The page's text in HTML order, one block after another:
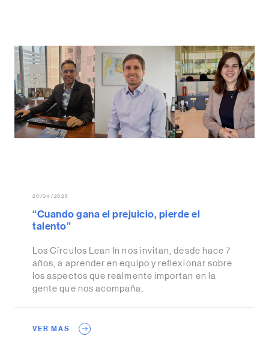
20/04/2026
“Cuando gana el prejuicio, pierde el
talento”
Los Círculos Lean In nos invitan, desde hace 7
años, a aprender en equipo y reflexionar sobre
los aspectos que realmente importan en la
gente que nos acompaña.
VER MAS